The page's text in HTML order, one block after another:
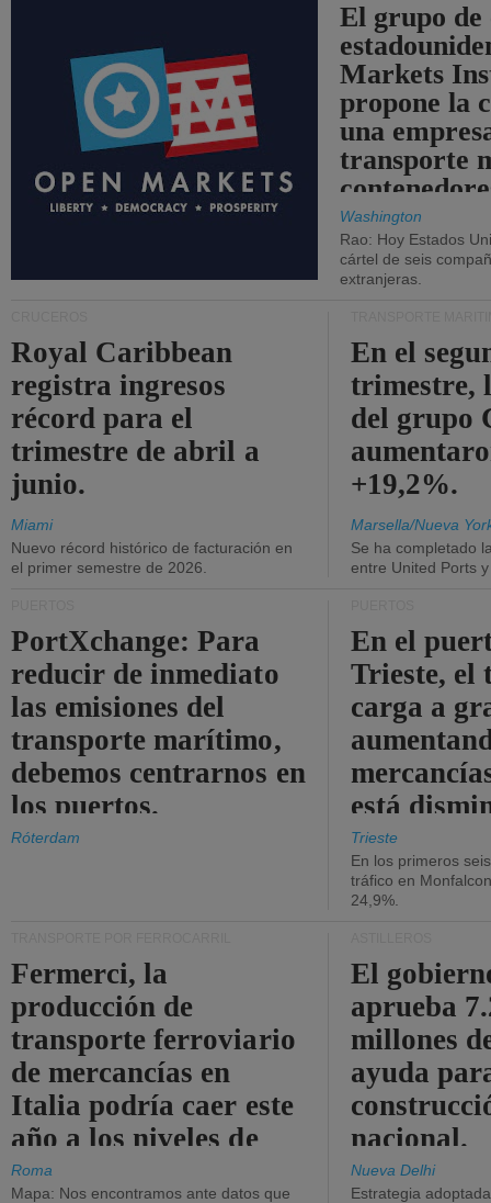
El grupo de
Markets
propone la
una
transporte
Washington
Rao: Hoy Estados
cártel de seis
extranjeras.
Royal Caribbean
registra ingresos
récord para el
trimestre de abril a
junio.
Miami
Nuevo récord histórico de facturación en
el primer semestre de 2026.
En el
trimestre,
del grupo
+19,2%.
Marsella/Nueva
Se ha completado
entre United Ports
PortXchange: Para
reducir de inmediato
las emisiones del
transporte marítimo,
debemos centrarnos en
los puertos.
Róterdam
En el
Trieste, el
carga a
está
Trieste
En los primeros
tráfico en
24,9%.
Fermerci, la
producción de
transporte ferroviario
de mercancías en
Italia podría caer este
año a los niveles de
2015.
Roma
Mapa: Nos encontramos ante datos que
El
aprueba
millones
ayuda
nacional.
Nueva Delhi
Estrategia